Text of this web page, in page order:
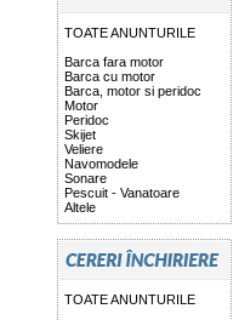
TOATE ANUNTURILE
Barca fara motor
Barca cu motor
Barca, motor si peridoc
Motor
Peridoc
Skijet
Veliere
Navomodele
Sonare
Pescuit - Vanatoare
Altele
TOATE ANUNTURILE